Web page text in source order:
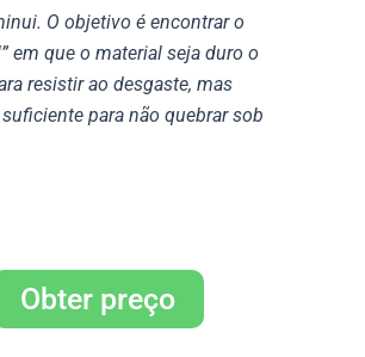
O objetivo é encontrar o
em que o material seja duro o
resistir ao desgaste, mas
para não quebrar sob
Obter preço